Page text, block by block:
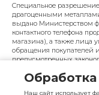
Специальное
драгоценными
выдано Министерством
контактного телефона
магазина), а также лица
обращения покупателей
предусмотренных
управления по работе
Минского городского
Наш сайт использует